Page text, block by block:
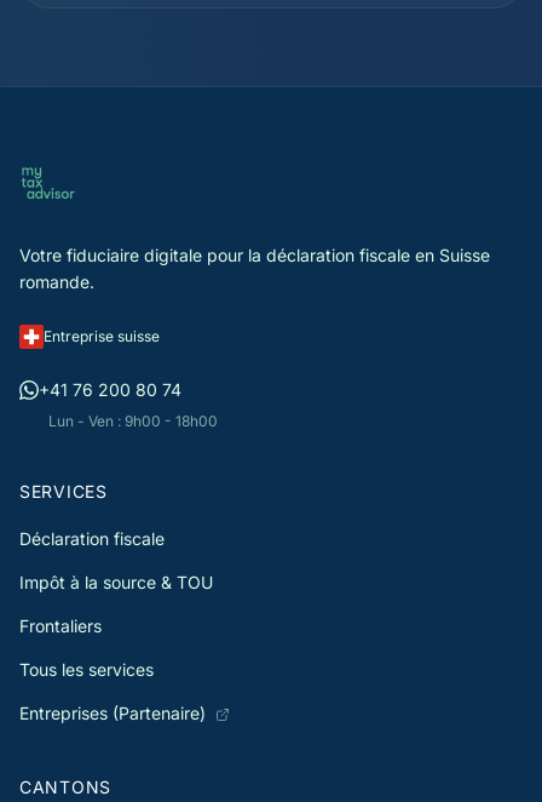
identifier les déductions applicables dès la première
démarches d'enregistrement auprès de l'administration
Votre fiduciaire digitale pour la déclaration fiscale en Suisse
romande.
Entreprise suisse
+41 76 200 80 74
Lun - Ven : 9h00 - 18h00
SERVICES
Déclaration fiscale
Impôt à la source & TOU
Frontaliers
Tous les services
Entreprises (Partenaire)
CANTONS